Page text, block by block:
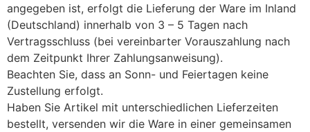
angegeben ist, erfolgt die Lieferung der Ware im Inland
(Deutschland) innerhalb von 3 – 5 Tagen nach
Vertragsschluss (bei vereinbarter Vorauszahlung nach
dem Zeitpunkt Ihrer Zahlungsanweisung).
Beachten Sie, dass an Sonn- und Feiertagen keine
Zustellung erfolgt.
Haben Sie Artikel mit unterschiedlichen Lieferzeiten
bestellt, versenden wir die Ware in einer gemeinsamen